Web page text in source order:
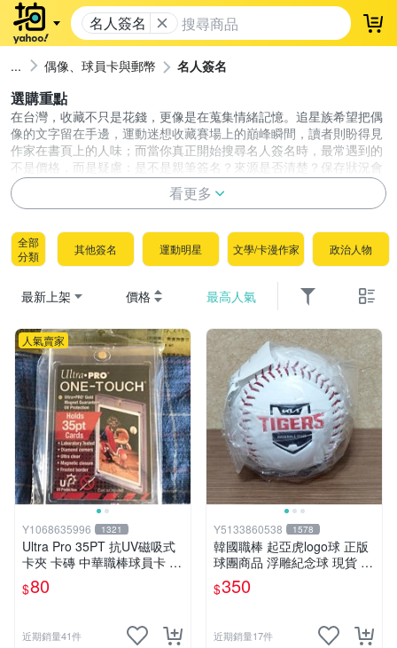
名人簽名 登
偶像、球員卡與郵幣 名人簽名
選購重點
在台灣，收藏不只是花錢，更像是在蒐集情緒記憶。追星族希望把偶
像的文字留在手邊，運動迷想收藏賽場上的巔峰瞬間，讀者則盼得見
作家在書頁上的人味；而當你真正開始搜尋名人簽名時，最常遇到的
不是價格，而是疑慮：是不是親筆簽名？來源是否清楚？保存狀況會
不會影響未來價值？一份可信的簽名收藏不僅能滿足情感連結，也能
降低買到來路不明商品的風險。這篇指南直接用最乾淨的條列，帶你
選名人簽名，請把重點放在「真偽與來源資訊」先過關，
再談人物價值與保存展示。
真偽與來源資訊：先確認是不是「親筆簽名」
名人簽名市場最敏感的風險在於真偽，比較時務必找出
明確的真跡標示：賣場是否清楚標示為親筆簽名，並確
認是否附帶權威機構保證書、認證字號或原始來源文
件。
清晰的簽署背景：了解簽名的取得脈絡，例如是來自官
方原始活動、國際拍賣流通管道、還是資深收藏家整理
的脈絡。拒絕只看照片卻無法追溯來源的盲目下單，才
能把收藏簽名變成可信的資產。
人物類型與主題價值：先選你真的在乎的故事
不同領域的明星簽名、作家簽名或政治人物簽名，其承
載的歷史與情感厚度完全不同
運動明星簽名：偏向賽事迷與球隊支持者。選購時通常
與特定賽季、代表作球衣、球具或關鍵比賽記憶強力連
動，是極熱門的簽名紀念品。
親筆題字或新書發表紀念，帶有細膩的文字情感與讀後
看更多
全部
分類
其他簽名 運動明星 文學/卡漫作家 政治人物
最新上架 價格 最高人氣
人氣賣家
Y1068635996 1321
Ultra Pro 35PT 抗UV磁吸式
卡夾 卡磚 中華職棒球員卡 遊
戲王 寶可夢PTCG 漫威 NBA
MLB
$80
近期銷量41件
Y5133860538 1578
韓國職棒 起亞虎logo球 正版
球團商品 浮雕紀念球 現貨 韓
職KBO
$350
近期銷量17件